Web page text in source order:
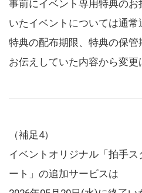
事前にイベント専用特典の
いたイベントについては通常
特典の配布期限、特典の保
お伝えしていた内容から変更
（補足4）
イベントオリジナル「拍手
ート」の追加サービスは